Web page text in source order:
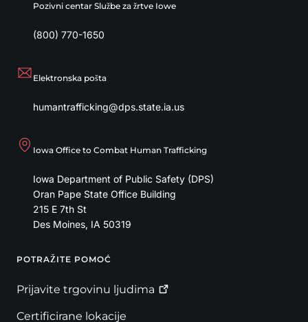
Pozivni centar Službe za žrtve Iowe
(800) 770-1650
Elektronska pošta
humantrafficking@dps.state.ia.us
Iowa Office to Combat Human Trafficking
Iowa Department of Public Safety (DPS)
Oran Pape State Office Building
215 E 7th St
Des Moines, IA 50319
Footer
POTRAŽITE POMOĆ
Prijavite trgovinu ljudima
Certificirane lokacije